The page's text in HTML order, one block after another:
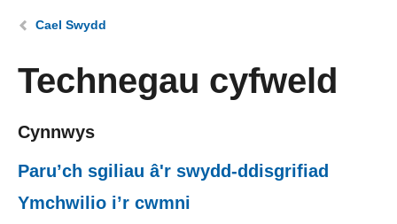
Cynllunio eich Gyrfa
Cyrsiau a Hyfforddiant
Cael Swydd
Rydych chi yma:
Cael Swydd
Technegau cyfweld
Cynnwys
Paru’ch sgiliau â'r swydd-ddisgrifiad
Ymchwilio i’r cwmni